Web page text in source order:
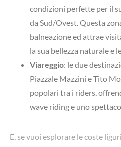
condizioni perfette per il
da Sud/Ovest. Questa
balneazione ed attrae
la sua bellezza naturale e
Viareggio: le due
Piazzale Mazzini e Tito
popolari tra i riders,
wave riding e uno
E, se vuoi esplorare le coste